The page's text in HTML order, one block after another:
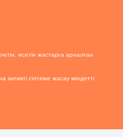
өсетін жастарға арналған
сілтеме жасау міндетті